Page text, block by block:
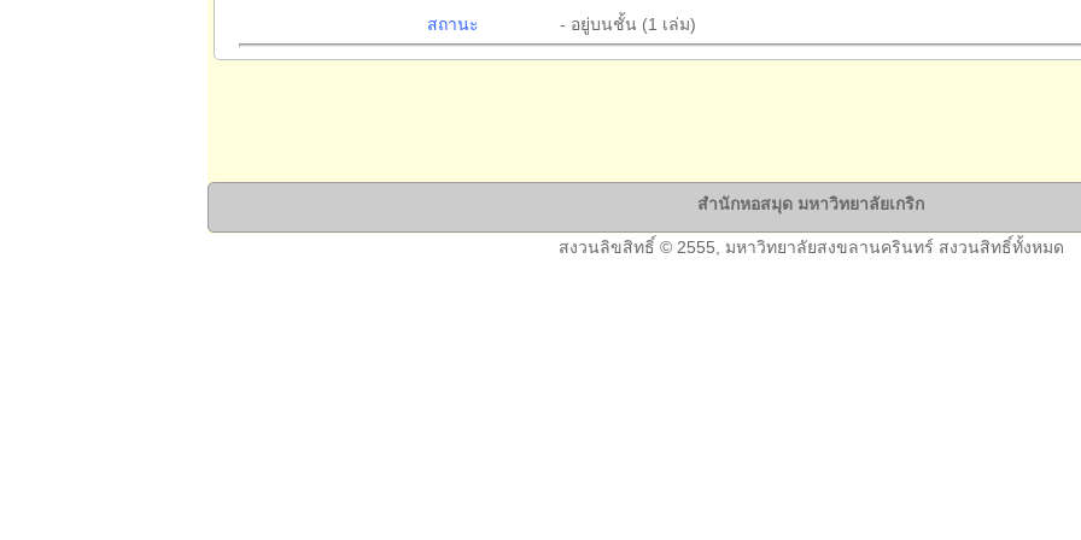
สถานะ - อยู่บนชั้น (1 เล่ม)
สำนักหอสมุด มหาวิทยาลัยเกริก
สงวนลิขสิทธิ์ © 2555, มหาวิทยาลัยสงขลานครินทร์ สงวนสิทธิ์ทั้งหมด